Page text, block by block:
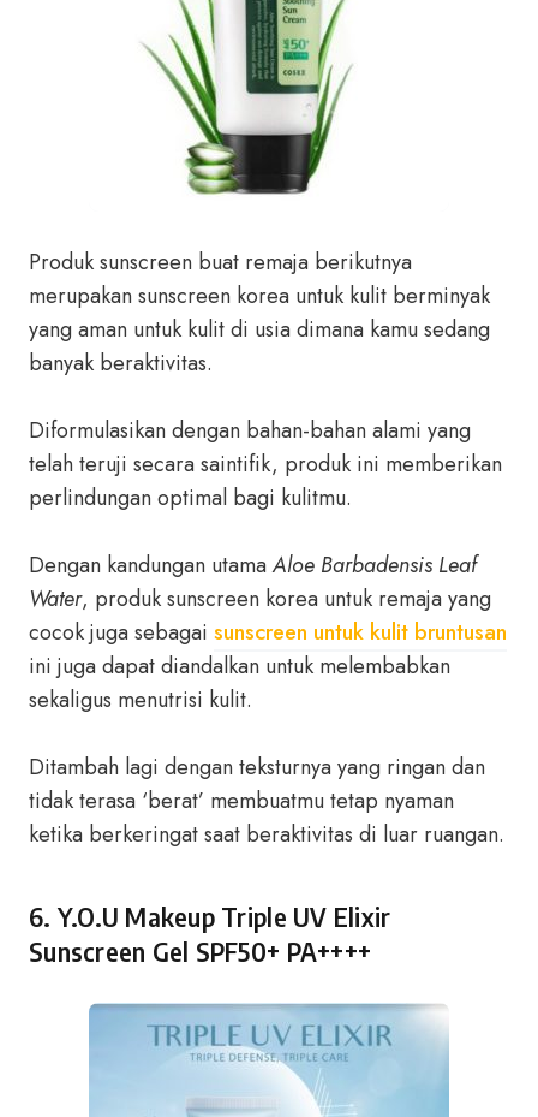
Produk sunscreen buat remaja berikutnya
merupakan sunscreen korea untuk kulit berminyak
yang aman untuk kulit di usia dimana kamu sedang
banyak beraktivitas.
Diformulasikan dengan bahan-bahan alami yang
telah teruji secara saintifik, produk ini memberikan
perlindungan optimal bagi kulitmu.
Dengan kandungan utamaAloe Barbadensis Leaf
Water, produk sunscreen korea untuk remaja yang
cocok juga sebagai sunscreen untuk kulit bruntusan
ini juga dapat diandalkan untuk melembabkan
sekaligus menutrisi kulit.
Ditambah lagi dengan teksturnya yang ringan dan
tidak terasa ‘berat’ membuatmu tetap nyaman
ketika berkeringat saat beraktivitas di luar ruangan.
6. Y.O.U Makeup Triple UV Elixir
Sunscreen Gel SPF50+ PA++++